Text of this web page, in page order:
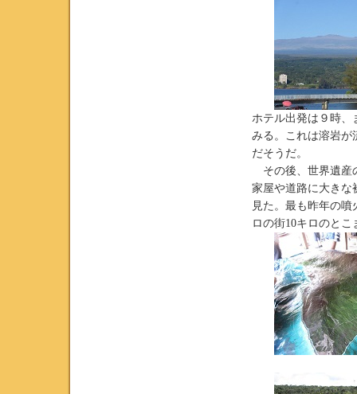
ホテル出発は９時、
みる。これは溶岩が
だそうだ。
その後、世界遺産
家屋や道路に大きな
見た。最も昨年の
ロの街10キロのと